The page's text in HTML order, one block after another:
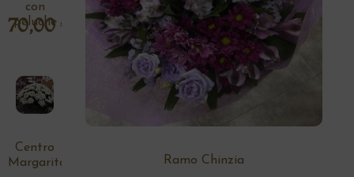
Ramo Chinzia
con
peluche
70,00€
Centro
Margaritas